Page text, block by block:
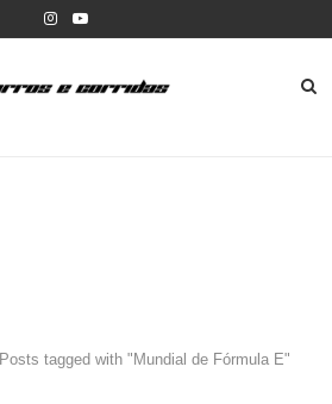
Posts tagged with "Mundial de Fórmula E"